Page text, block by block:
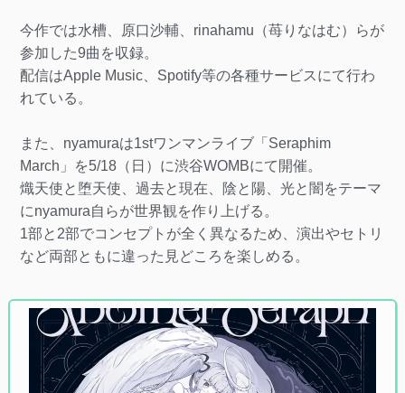
今作では水槽、原口沙輔、rinahamu（苺りなはむ）らが
参加した9曲を収録。
配信はApple Music、Spotify等の各種サービスにて行わ
れている。
また、nyamuraは1stワンマンライブ「Seraphim
March」を5/18（日）に渋谷WOMBにて開催。
熾天使と堕天使、過去と現在、陰と陽、光と闇をテーマ
にnyamura自らが世界観を作り上げる。
1部と2部でコンセプトが全く異なるため、演出やセトリ
など両部ともに違った見どころを楽しめる。